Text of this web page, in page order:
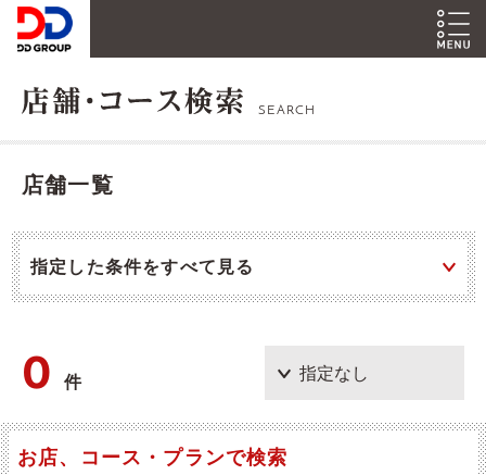
SEARCH
店舗一覧
指定した条件をすべて見る
0件
お店、コース・プランで検索